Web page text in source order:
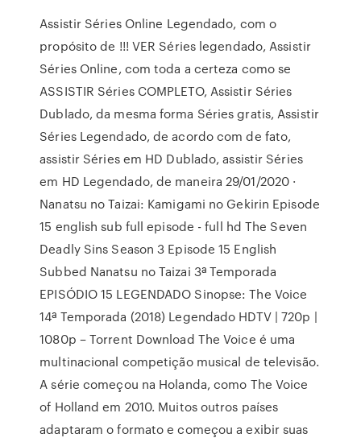
Assistir Séries Online Legendado, com o
propósito de !!! VER Séries legendado, Assistir
Séries Online, com toda a certeza como se
ASSISTIR Séries COMPLETO, Assistir Séries
Dublado, da mesma forma Séries gratis, Assistir
Séries Legendado, de acordo com de fato,
assistir Séries em HD Dublado, assistir Séries
em HD Legendado, de maneira 29/01/2020 ·
Nanatsu no Taizai: Kamigami no Gekirin Episode
15 english sub full episode - full hd The Seven
Deadly Sins Season 3 Episode 15 English
Subbed Nanatsu no Taizai 3ª Temporada
EPISÓDIO 15 LEGENDADO Sinopse: The Voice
14ª Temporada (2018) Legendado HDTV | 720p |
1080p – Torrent Download The Voice é uma
multinacional competição musical de televisão.
A série começou na Holanda, como The Voice
of Holland em 2010. Muitos outros países
adaptaram o formato e começou a exibir suas